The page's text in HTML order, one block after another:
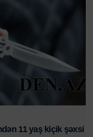
11 yaş kiçik şəxsi